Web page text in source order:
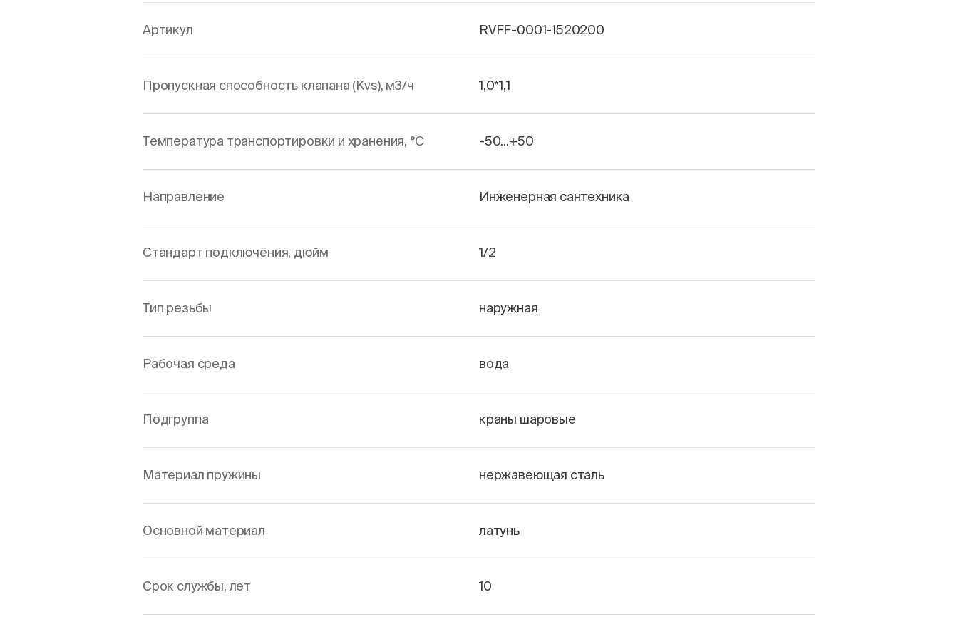
Артикул RVFF-0001-1520200
Пропускная способность клапана (Kvs), м3/ч 1,0*1,1
Температура транспортировки и хранения, °С -50...+50
Направление Инженерная сантехника
Стандарт подключения, дюйм 1/2
Тип резьбы наружная
Рабочая среда вода
Подгруппа краны шаровые
Материал пружины нержавеющая сталь
Основной материал латунь
Срок службы, лет 10